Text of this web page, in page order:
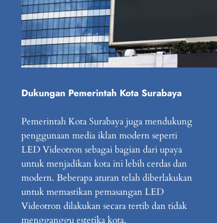
Dukungan Pemerintah Kota Surabaya
Pemerintah Kota Surabaya juga mendukung
penggunaan media iklan modern seperti
LED Videotron sebagai bagian dari upaya
untuk menjadikan kota ini lebih cerdas dan
modern. Beberapa aturan telah diberlakukan
untuk memastikan pemasangan LED
Videotron dilakukan secara tertib dan tidak
mengganggu estetika kota.